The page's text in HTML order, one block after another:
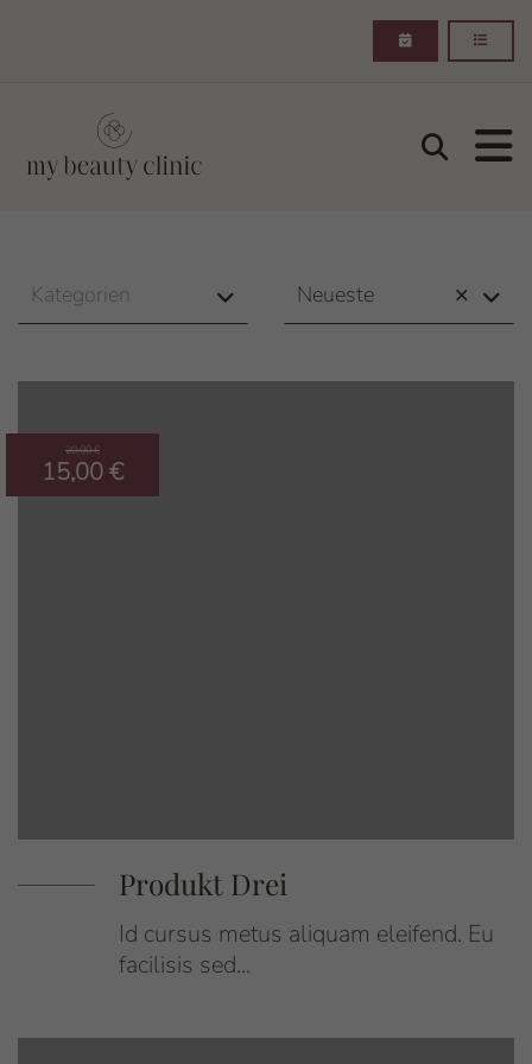
Suchen
Inhalt
Kategorien ×
Neueste
20,00 €
15,00 €
Produkt Drei
Id cursus metus aliquam eleifend. Eu
facilisis sed...
Preis: 15,00 €